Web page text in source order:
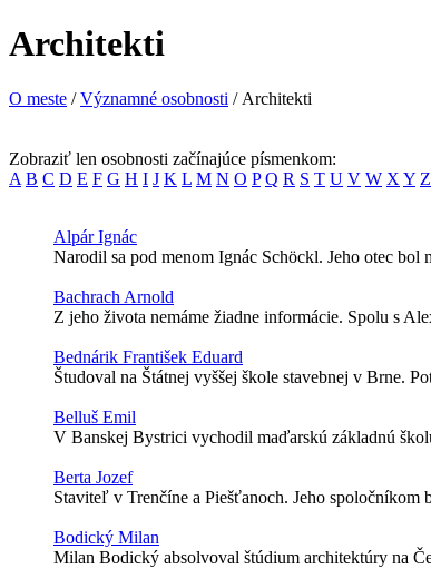
Architekti
O meste /Významné osobnosti / Architekti
Zobraziť len osobnosti začínajúce písmenkom:
A B C D E F G H I J K L M N O P Q R S T U V W X Y Z
Alpár Ignác
Narodil sa pod menom Ignác Schöckl. Jeho otec
Bachrach Arnold
Z jeho života nemáme žiadne informácie. Spolu s
Bednárik František Eduard
Študoval na Štátnej vyššej škole stavebnej v Brne.
Belluš Emil
V Banskej Bystrici vychodil maďarskú základnú
Berta Jozef
Staviteľ v Trenčíne a Piešťanoch. Jeho
Bodický Milan
Milan Bodický absolvoval štúdium architektúry na